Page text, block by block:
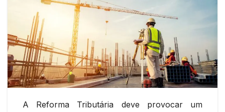
A Reforma Tributária deve provocar um